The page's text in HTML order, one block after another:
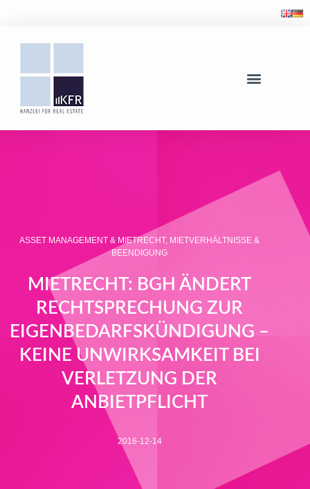
ASSET MANAGEMENT & MIETRECHT, MIETVERHÄLTNISSE &
BEENDIGUNG
MIETRECHT: BGH ÄNDERT
RECHTSPRECHUNG ZUR
EIGENBEDARFSKÜNDIGUNG –
KEINE UNWIRKSAMKEIT BEI
VERLETZUNG DER
ANBIETPFLICHT
2016-12-14